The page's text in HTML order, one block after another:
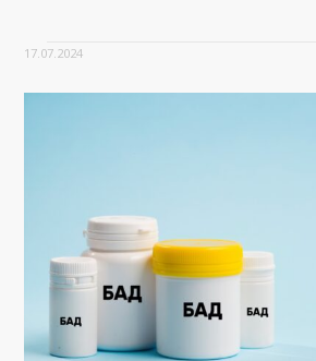
17.07.2024